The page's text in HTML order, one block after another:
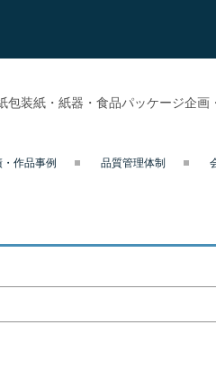
装紙・紙器・食品パッケージ企画
・作品事例 品質管理体制